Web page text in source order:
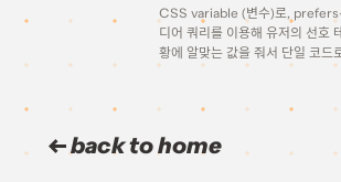
CSS variable (변수)로,
디어 쿼리를 이용해 유저의 선호
황에 알맞는 값을 줘서 단일 코드
back to home